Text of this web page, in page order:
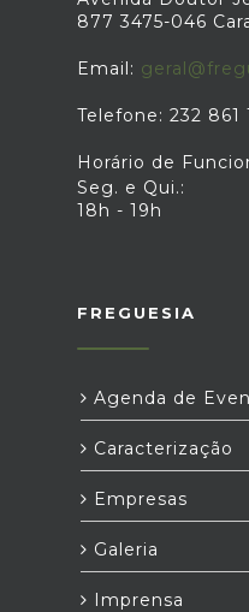
877 3475-046
Email:
Telefone: 232 861
Horário de
Seg. e Qui.:
18h - 19h
FREGUESIA
Agenda de
Caracterização
Empresas
Galeria
Imprensa